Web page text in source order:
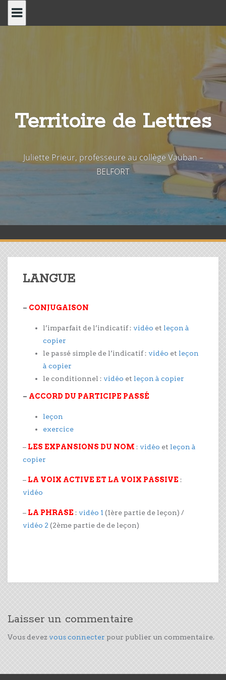
Territoire de Lettres
Juliette Prieur, professeure au collège Vauban –
BELFORT
LANGUE
– CONJUGAISON
l’imparfait de l’indicatif : vidéo et leçon à
copier
le passé simple de l’indicatif : vidéo et leçon
à copier
le conditionnel : vidéo et leçon à copier
– ACCORD DU PARTICIPE PASSÉ
leçon
exercice
– LES EXPANSIONS DU NOM : vidéo et leçon à
copier
– LA VOIX ACTIVE ET LA VOIX PASSIVE :
vidéo
– LA PHRASE : vidéo 1 (1ère partie de leçon) /
vidéo 2 (2ème partie de de leçon)
Laisser un commentaire
Vous devez vous connecter pour publier un commentaire.